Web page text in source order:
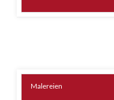
Malereien